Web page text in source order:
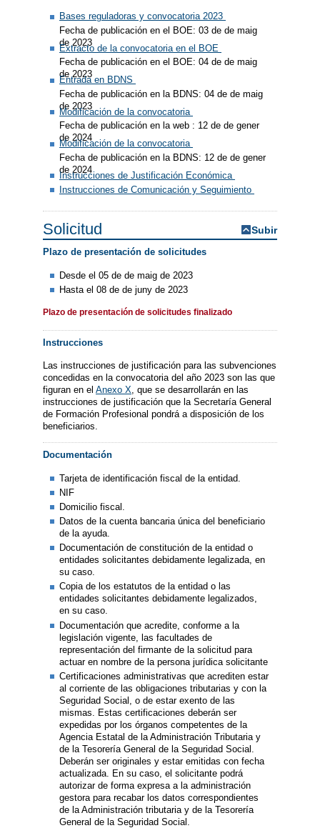
Bases reguladoras y convocatoria 2023
Fecha de publicación en el BOE: 03 de de maig
de 2023
Extracto de la convocatoria en el BOE
Fecha de publicación en el BOE: 04 de de maig
de 2023
Entrada en BDNS
Fecha de publicación en la BDNS: 04 de de maig
de 2023
Modificación de la convocatoria
Fecha de publicación en la web : 12 de de gener
de 2024
Modificación de la convocatoria
Fecha de publicación en la BDNS: 12 de de gener
de 2024
Instrucciones de Justificación Económica
Instrucciones de Comunicación y Seguimiento
Solicitud Subir
Plazo de presentación de solicitudes
Desde el 05 de de maig de 2023
Hasta el 08 de de juny de 2023
Plazo de presentación de solicitudes finalizado
Instrucciones
Las instrucciones de justificación para las subvenciones
concedidas en la convocatoria del año 2023 son las que
figuran en el Anexo X , que se desarrollarán en las
instrucciones de justificación que la Secretaría General
de Formación Profesional pondrá a disposición de los
beneficiarios.
Documentación
Tarjeta de identificación fiscal de la entidad.
NIF
Domicilio fiscal.
Datos de la cuenta bancaria única del beneficiario
de la ayuda.
Documentación de constitución de la entidad o
entidades solicitantes debidamente legalizada, en
su caso.
Copia de los estatutos de la entidad o las
entidades solicitantes debidamente legalizados,
en su caso.
Documentación que acredite, conforme a la
legislación vigente, las facultades de
representación del firmante de la solicitud para
actuar en nombre de la persona jurídica solicitante
Certificaciones administrativas que acrediten estar
al corriente de las obligaciones tributarias y con la
Seguridad Social, o de estar exento de las
mismas. Estas certificaciones deberán ser
expedidas por los órganos competentes de la
Agencia Estatal de la Administración Tributaria y
de la Tesorería General de la Seguridad Social.
Deberán ser originales y estar emitidas con fecha
actualizada. En su caso, el solicitante podrá
autorizar de forma expresa a la administración
gestora para recabar los datos correspondientes
de la Administración tributaria y de la Tesorería
General de la Seguridad Social.